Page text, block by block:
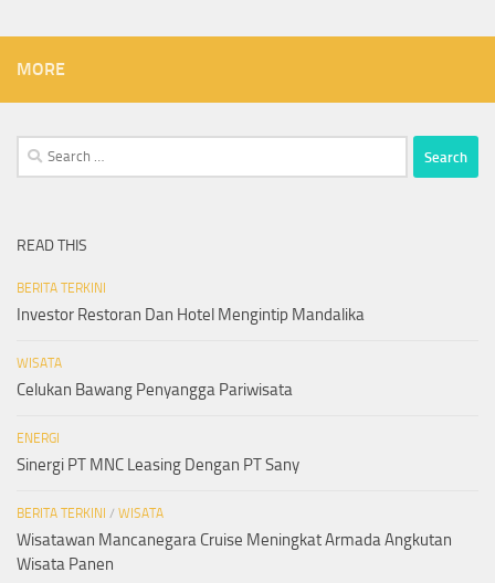
MORE
Search
for:
READ THIS
BERITA TERKINI
Investor Restoran Dan Hotel Mengintip Mandalika
WISATA
Celukan Bawang Penyangga Pariwisata
ENERGI
Sinergi PT MNC Leasing Dengan PT Sany
BERITA TERKINI / WISATA
Wisatawan Mancanegara Cruise Meningkat Armada Angkutan
Wisata Panen